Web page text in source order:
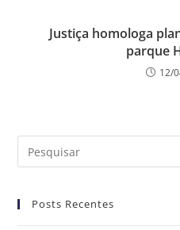
Justiça homologa
parque
12/
Posts Recentes